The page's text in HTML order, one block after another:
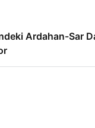
Ardahan-Sar